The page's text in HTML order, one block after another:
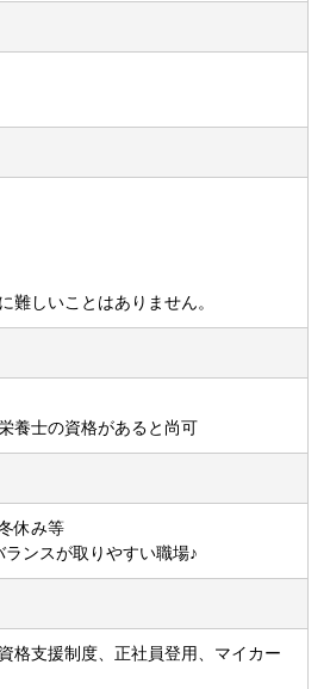
難しいことはありません。
養士の資格があると尚可
休み等
ンスが取りやすい職場♪
格支援制度、正社員登用、マイカー